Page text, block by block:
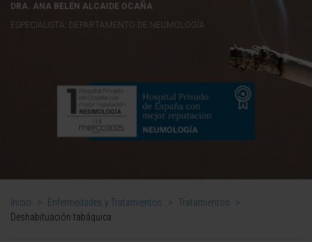
DRA. ANA BELÉN ALCAIDE OCAÑA
ESPECIALISTA. DEPARTAMENTO DE NEUMOLOGÍA
Inicio > Enfermedades y Tratamientos > Tratamientos
>
Deshabituación tabáquica